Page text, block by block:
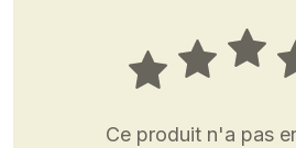
Ce produit n'a pas